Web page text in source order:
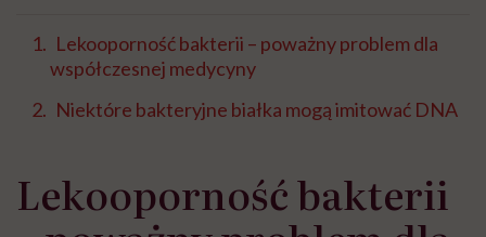
Lekooporność bakterii – poważny problem dla
współczesnej medycyny
Niektóre bakteryjne białka mogą imitować DNA
Lekooporność bakterii